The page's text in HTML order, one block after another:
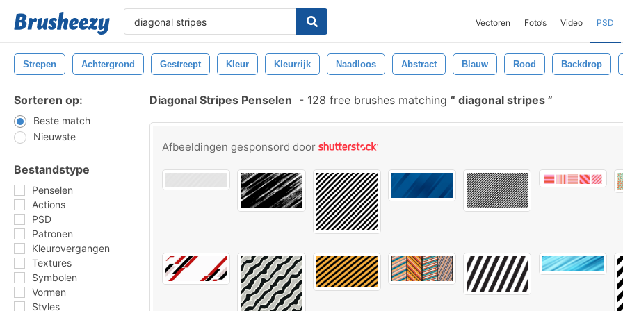
Vectoren Foto‘s Video PSD
Strepen Achtergrond Gestreept Kleur Kleurrijk Naadloos Abstract Blauw Rood Backdrop
Sorteren op:
Beste match
Nieuwste
Bestandstype
Penselen
Actions
PSD
Patronen
Kleurovergangen
Textures
Symbolen
Vormen
Styles
Diagonal Stripes Penselen - 128 free brushes matching diagonal stripes
Afbeeldingen gesponsord door